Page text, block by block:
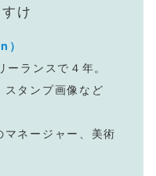
け
ランスで４年。
タンプ画像など
ネージャー、美術